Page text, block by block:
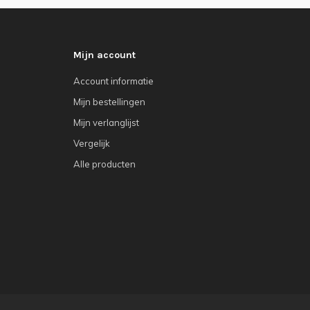
Mijn account
Account informatie
Mijn bestellingen
Mijn verlanglijst
Vergelijk
Alle producten